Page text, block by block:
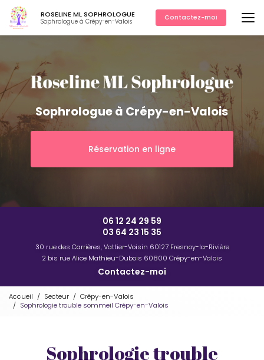
Aller
au
contenu
principal
ROSELINE ML SOPHROLOGUE
Sophrologue à Crépy-en-Valois Contactez-moi
Sophrologue à Crépy-en-Valois
Réservation en ligne
06 12 24 29 59
03 64 23 15 35
30 rue des Carrières, Vattier-Voisin 60127 Fresnoy-la-Rivière
2 bis rue Alice Mathieu-Dubois 60800 Crépy-en-Valois
Contactez-moi
Accueil Secteur
Crépy-en-Valois
Sophrologie trouble sommeil Crépy-en-Valois
Sophrologie trouble